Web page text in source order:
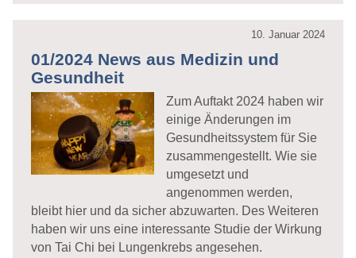
10. Januar 2024
01/2024 News aus Medizin und
Gesundheit
Zum Auftakt 2024 haben wir
einige Änderungen im
Gesundheitssystem für Sie
zusammengestellt. Wie sie
umgesetzt und
angenommen werden,
bleibt hier und da sicher abzuwarten. Des Weiteren
haben wir uns eine interessante Studie der Wirkung
von Tai Chi bei Lungenkrebs angesehen.